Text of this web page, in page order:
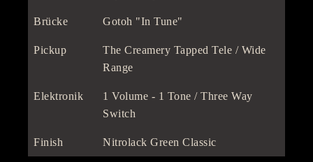
Brücke Gotoh "In Tune"
Pickup
The Creamery Tapped Tele / Wide
Range
Elektronik
1 Volume - 1 Tone / Three Way
Switch
Finish Nitrolack Green Classic